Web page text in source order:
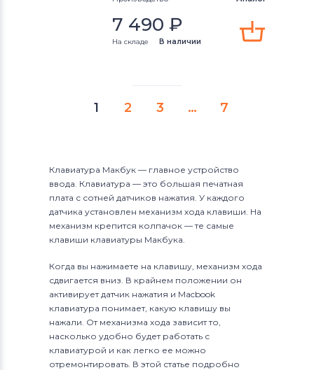
7 490 ₽
На складе В наличии
1 2 3 … 7
Клавиатура Макбук — главное устройство
ввода. Клавиатура — это большая печатная
плата с сотней датчиков нажатия. У каждого
датчика установлен механизм хода клавиши. На
механизм крепится колпачок — те самые
клавиши клавиатуры Макбука.
Когда вы нажимаете на клавишу, механизм хода
сдвигается вниз. В крайнем положении он
активирует датчик нажатия и Macbook
клавиатура понимает, какую клавишу вы
нажали. От механизма хода зависит то,
насколько удобно будет работать с
клавиатурой и как легко ее можно
отремонтировать. В этой статье подробно